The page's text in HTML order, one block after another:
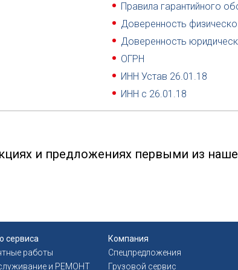
Правила гарантийного
Доверенность
Доверенность
ОГРН
ИНН Устав 26.01.18
ИНН с 26.01.18
и предложениях первыми из
сервиса
работы
и РЕМОНТ
Компания
Спецпредложения
Грузовой сервис